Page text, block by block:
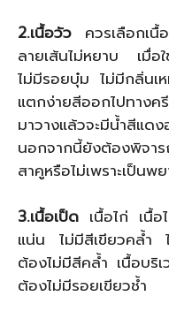
2.เนื้อวัว ควรเลือกเ
ลายเส้นไม่หยาบ เมื่อ
ไม่มีรอยบุ๋ม ไม่มีกลิ่น
แตกง่ายสีออกไปทาง
มาวางแล้วจะมีน้ำสี
นอกจากนี้ยังต้องพิจา
สาคูหรือไม่เพราะเป็นพ
3.เนื้อเป็ด เนื้อไก่ เนื้
แน่น ไม่มีสีเขียวคล้ำ
ต้องไม่มีสีคล้ำ เนื้อบ
ต้องไม่มีรอยเขียวช้ำ